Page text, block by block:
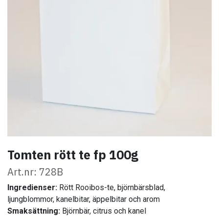
Tomten rött te fp 100g
Art.nr: 728B
Ingredienser: Rött Rooibos-te, björnbärsblad,
ljungblommor, kanelbitar, äppelbitar och arom
Smaksättning: Björnbär, citrus och kanel